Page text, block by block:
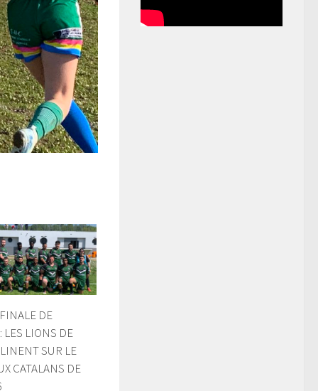
DE
LES LIONS DE
SUR LE
CATALANS DE